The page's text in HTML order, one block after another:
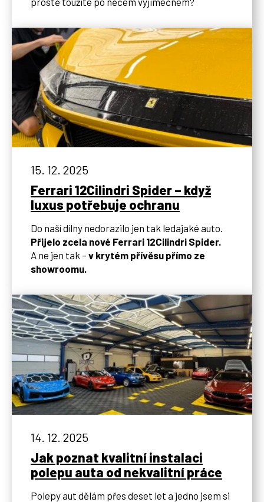
15. 12. 2025
Ferrari 12Cilindri Spider – když
luxus potřebuje ochranu
Do naší dílny nedorazilo jen tak ledajaké auto.
Přijelo zcela nové Ferrari 12Cilindri Spider.
A ne jen tak – v krytém přívěsu přímo ze
showroomu.
14. 12. 2025
Jak poznat kvalitní instalaci
polepu auta od nekvalitní práce
Polepy aut dělám přes deset let a jedno jsem si